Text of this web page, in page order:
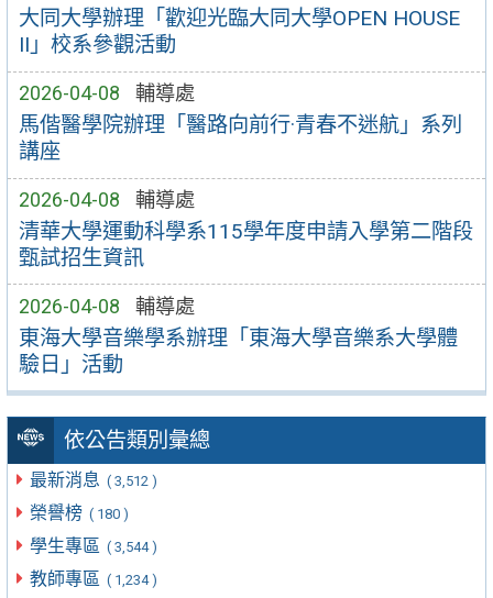
大同大學辦理「歡迎光臨大同大學OPEN HOUSE
II」校系參觀活動
2026-04-08 輔導處
馬偕醫學院辦理「醫路向前行·青春不迷航」系列
講座
2026-04-08 輔導處
清華大學運動科學系115學年度申請入學第二階段
甄試招生資訊
2026-04-08 輔導處
東海大學音樂學系辦理「東海大學音樂系大學體
驗日」活動
依公告類別彙總
最新消息 ( 3,512 )
榮譽榜 ( 180 )
學生專區 ( 3,544 )
教師專區 ( 1,234 )